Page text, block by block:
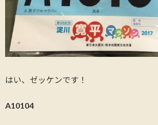
はい、ゼッケンです！
A10104